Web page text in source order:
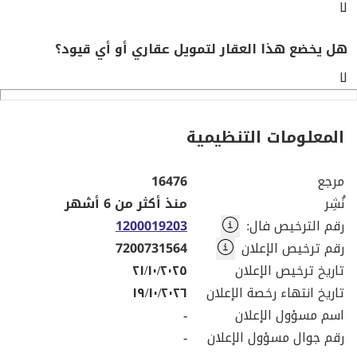
لا
هل يخضع هذا العقار لتمويل عقاري أو أي قيود؟
لا
المعلومات التنظيمية
مرجع
16476
نُشِر
منذ أكثر من 6 أشهر
رقم الترخيص فال:
1200019203
رقم ترخيص الإعلان
7200731564
تاريخ ترخيص الإعلان
٢١/١٠/٢٠٢٥
تاريخ انتهاء رخصة الإعلان
١٩/١٠/٢٠٢٦
اسم مسؤول الإعلان
-
رقم جوال مسؤول الإعلان
-